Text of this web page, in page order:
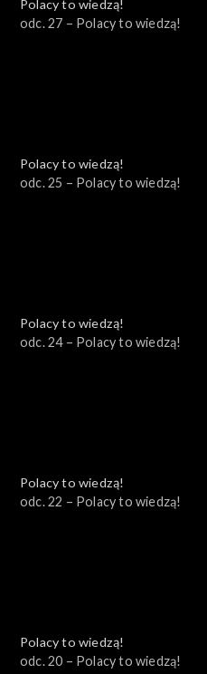
Polacy to wiedzą!
odc. 27 – Polacy to wiedzą!
Polacy to wiedzą!
odc. 25 – Polacy to wiedzą!
Polacy to wiedzą!
odc. 24 – Polacy to wiedzą!
Polacy to wiedzą!
odc. 22 – Polacy to wiedzą!
Polacy to wiedzą!
odc. 20 – Polacy to wiedzą!